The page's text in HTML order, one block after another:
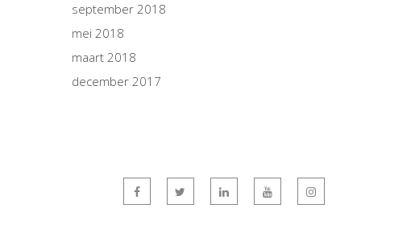
september 2018
mei 2018
maart 2018
december 2017